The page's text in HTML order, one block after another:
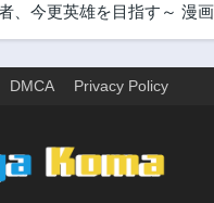
、今更英雄を目指す～ 漫
DMCA Privacy Policy